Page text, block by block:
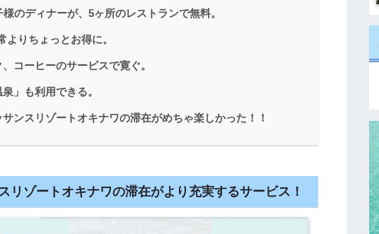
のディナーが、5ヶ所のレストランで無料。
りちょっとお得に。
コーヒーのサービスで寛ぐ。
」も利用できる。
ンスリゾートオキナワの滞在がめちゃ楽しかった！！
リゾートオキナワの滞在がより充実するサービス！